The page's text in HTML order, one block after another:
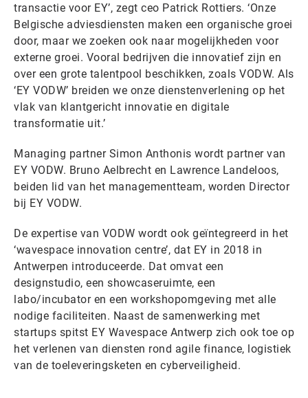
transactie voor EY’, zegt ceo Patrick Rottiers. ‘Onze
Belgische adviesdiensten maken een organische groei
door, maar we zoeken ook naar mogelijkheden voor
externe groei. Vooral bedrijven die innovatief zijn en
over een grote talentpool beschikken, zoals VODW. Als
‘EY VODW’ breiden we onze dienstenverlening op het
vlak van klantgericht innovatie en digitale
transformatie uit.’
Managing partner Simon Anthonis wordt partner van
EY VODW. Bruno Aelbrecht en Lawrence Landeloos,
beiden lid van het managementteam, worden Director
bij EY VODW.
De expertise van VODW wordt ook geïntegreerd in het
‘wavespace innovation centre’, dat EY in 2018 in
Antwerpen introduceerde. Dat omvat een
designstudio, een showcaseruimte, een
labo/incubator en een workshopomgeving met alle
nodige faciliteiten. Naast de samenwerking met
startups spitst EY Wavespace Antwerp zich ook toe op
het verlenen van diensten rond agile finance, logistiek
van de toeleveringsketen en cyberveiligheid.